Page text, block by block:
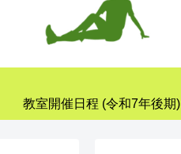
教室開催日程 (令和7年後期)